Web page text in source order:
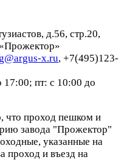
д.56, стр.20,
x.ru, +7(495)123-
пт: с 10:00 до
что проход пешком и
завода "Прожектор"
указанные на
проход и въезд на